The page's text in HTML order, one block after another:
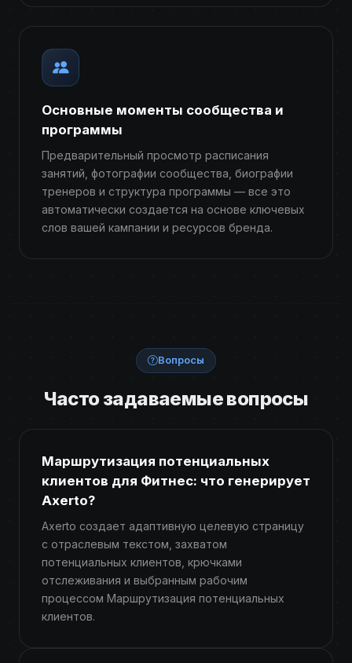
Основные моменты сообщества и
программы
Предварительный просмотр расписания
занятий, фотографии сообщества, биографии
тренеров и структура программы — все это
автоматически создается на основе ключевых
слов вашей кампании и ресурсов бренда.
Вопросы
Часто задаваемые вопросы
Маршрутизация потенциальных
клиентов для Фитнес: что генерирует
Axerto?
Axerto создает адаптивную целевую страницу
с отраслевым текстом, захватом
потенциальных клиентов, крючками
отслеживания и выбранным рабочим
процессом Маршрутизация потенциальных
клиентов.